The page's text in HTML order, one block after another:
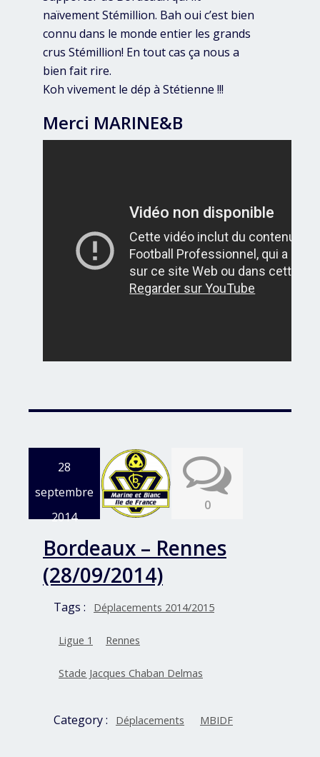
naïvement Stémillion. Bah oui c’est bien
connu dans le monde entier les grands
crus Stémillion! En tout cas ça nous a
bien fait rire.
Koh vivement le dép à Stétienne !!!
Merci MARINE&B
28
septembre
2014
0
Bordeaux – Rennes
(28/09/2014)
Tags : Déplacements 2014/2015
Ligue 1 Rennes
Stade Jacques Chaban Delmas
Category : Déplacements MBIDF